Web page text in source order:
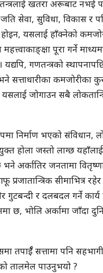
खतरा अरूबाट नभई
सेवा, सुविधा, विकास र
यसलाई हाँक्नेको
पूरा गर्ने
यद्यपि, गणतन्त्रको
सत्ताधारीका कमजोरीका
जोगाउन सबै
निर्माण भएको संविधान,
होला जस्तो लाग्छ
अर्कातिर जनतामा
सीमाभित्र रहेर
गुटबन्दी र दलबदल गर्ने
छ, भोलि अर्कामा जाँदा
तपाईँ सत्तामा पनि
तालमेल पाउनुभयो ?